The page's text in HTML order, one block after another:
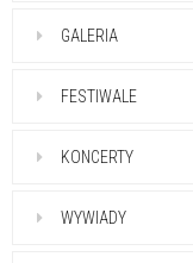
GALERIA
FESTIWALE
KONCERTY
WYWIADY